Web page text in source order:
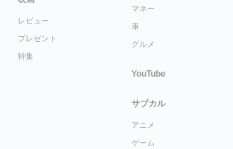
レビュー
プレゼント
特集
マネー
車
グルメ
YouTube
サブカル
アニメ
ゲーム